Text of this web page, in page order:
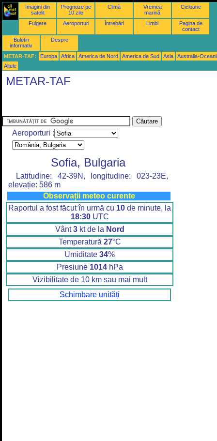
Imagini din
satelit
Prognoze pe
10 zile
Climă
Vremea
marină
Cicloane
Fulgere Aeroporturi Întrebări Limbi
Pagina de
contact
Buletin
informativ
Despre
METAR-TAF: Europa Africa America de Nord America de Sud Asia
Australia-
Altele
METAR-TAF
Aeroporturi :
Sofia, Bulgaria
Latitudine: 42-39N, longitudine: 023-23E,
elevație: 586 m
Observații meteo curente
Raportul a fost făcut în urmă cu 10 de minute, la
18:30UTC
Vânt3kt de la Nord
Temperatură 27°C
Umiditate 34%
Presiune 1014hPa
Vizibilitate de 10 km sau mai mult
Schimbare unități